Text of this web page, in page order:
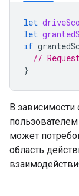
let
let
if
//
}
В зависимости
может
область